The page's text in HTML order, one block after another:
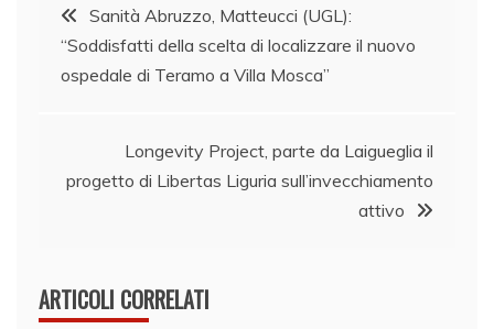
articoli
Sanità Abruzzo, Matteucci (UGL):
“Soddisfatti della scelta di localizzare il nuovo
ospedale di Teramo a Villa Mosca”
Longevity Project, parte da Laigueglia il
progetto di Libertas Liguria sull’invecchiamento
attivo
ARTICOLI CORRELATI